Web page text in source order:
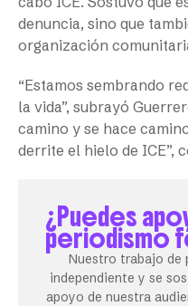
denuncia, sino que
organización
“Estamos sembrando
la vida”, subrayó
camino y se hace
derrite el hielo de ICE”,
¿Puedes
periodismo
Nuestro trabajo de
independiente y se
apoyo de nuestra